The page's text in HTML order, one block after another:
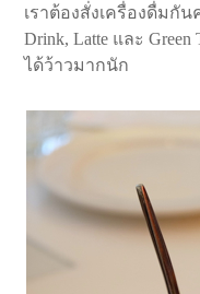
เราต้องสั่งเครื่องดื่มกัน
Drink, Latte และ
ได้ว้าวมากนัก